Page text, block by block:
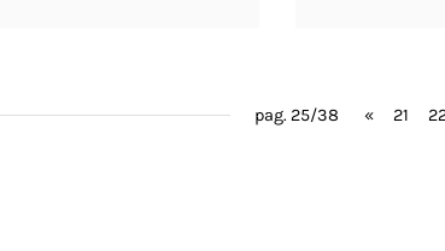
pag. 25/38 « 21